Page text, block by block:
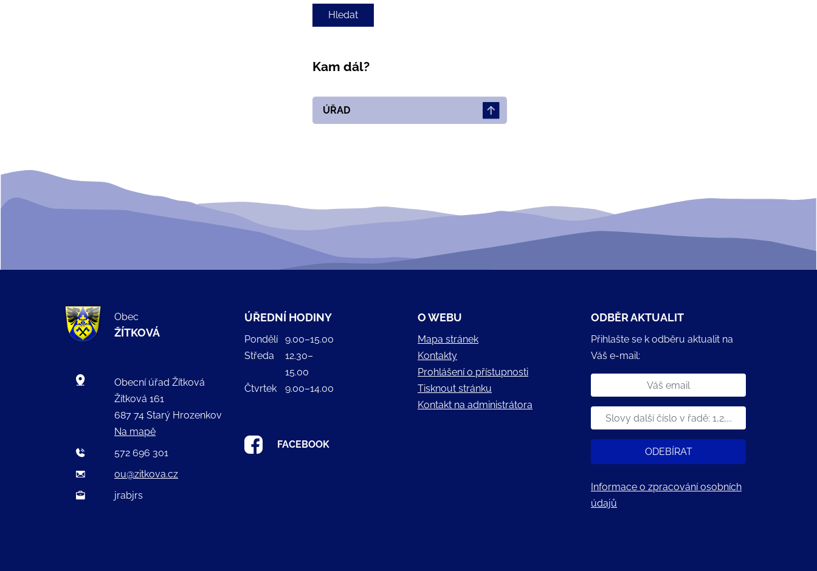
Kam dál?
ÚŘAD
Obec
ŽÍTKOVÁ
Obecní úřad Žítková
Žítková 161
687 74 Starý Hrozenkov
Na mapě
572 696 301
ou@zitkova.cz
jrabjrs
ÚŘEDNÍ HODINY
Pondělí
9.00–15.00
Středa
12.30–
15.00
Čtvrtek
9.00–14.00
FACEBOOK
O WEBU
Mapa stránek
Kontakty
Prohlášení o přístupnosti
Tisknout stránku
Kontakt na administrátora
ODBĚR AKTUALIT
Přihlašte se k odběru aktualit na
Váš e-mail:
ODEBÍRAT
Informace o zpracování osobních
údajů